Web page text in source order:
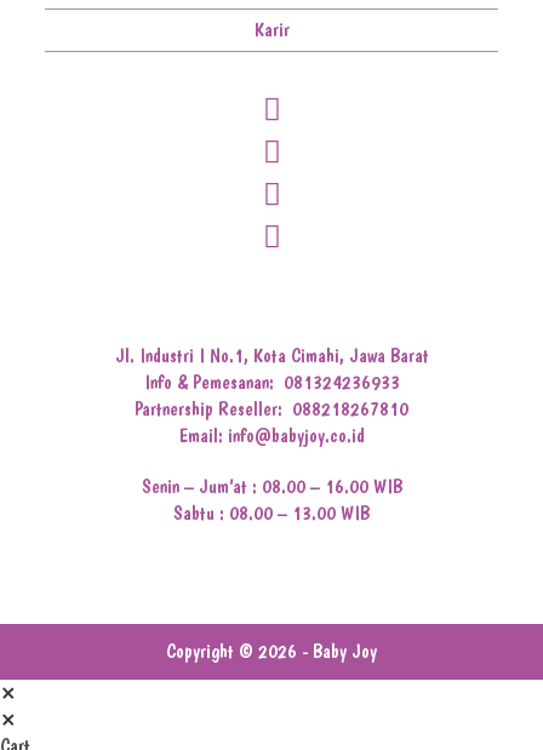
Karir
Jl. Industri I No.1, Kota Cimahi, Jawa Barat
Info & Pemesanan: 081324236933
Partnership Reseller: 088218267810
Email: info@babyjoy.co.id
Senin – Jum’at : 08.00 – 16.00 WIB
Sabtu : 08.00 – 13.00 WIB
Copyright © 2026 - Baby Joy
×
×
Cart